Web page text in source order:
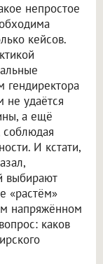
непростое
кейсов.
гендиректора
не удаётся
а ещё
соблюдая
И кстати,
выбирают
«растём»
напряжённом
каков